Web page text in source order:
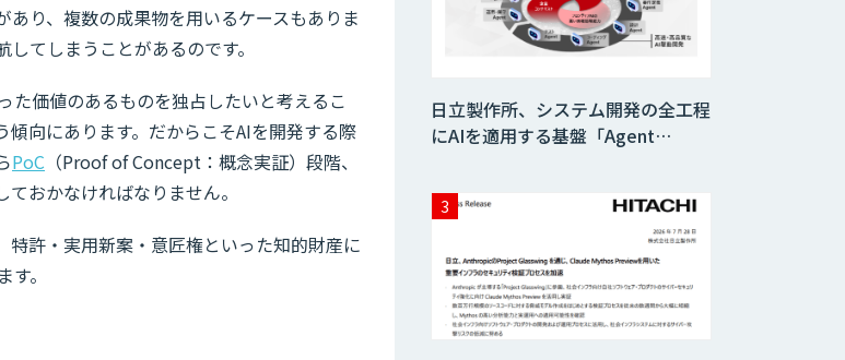
り、複数の成果物を用いるケースもありま
てしまうことがあるのです。
た価値のあるものを独占したいと考えるこ
向にあります。だからこそAIを開発する際
PoC （Proof of Concept：概念実証）段階、
おかなければなりません。
許・実用新案・意匠権といった知的財産に
。
日立製作所、システム開発の全工程
にAIを適用する基盤「Agent…